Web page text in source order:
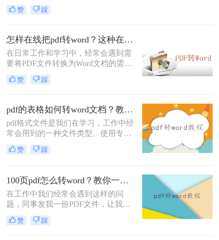
怎么办？这款文件格式转换小工具帮
你轻松搞定，上传文件，选择输出格
重要的是每天都有免费转换次数。除
此之外，转PDF、转CAD、转Excel、
转PPT、转图片、转电子书、转压缩
后文件都能统统搞定，关注我，每天
N个办公小技巧。
赞 踩
怎样在线把pdf转word？这种在线转换方法了解一下！
在日常工作和学习中，经常会遇到需
要将PDF文件转换为Word文档的需
求。而对于很多人而言，使用的PDF
转Word软件又显得过于繁琐和费时。
PDF转Word的方法，帮助您轻松解决
怎样在线把pdf转word问题。
赞 踩
pdf的表格如何转word文档？教你二种好用的方法！
pdf格式文件是我们在学习，工作中经
常会用到的一种文件类型。使用专业
的工具将其它格式的文件转换成pdf，
有助于更好的文件传输。另外，将pdf
伙伴们修改文件的内容，编辑，比如
将pdf转word文档，那么pdf的表格如
何转word文档呢？
赞 踩
100页pdf怎么转word？教你一招批量转换，直接拉满工作效率！
在工作中我们经常会遇到这样的问
题，同事发我一份PDF文件，让我帮
忙将100页pdf转word，PDF文件很便
利，在阅读和分享上极具优势，但是
赞 踩